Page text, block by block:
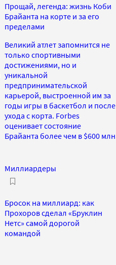
Прощай, легенда: жизнь Коби
Брайанта на корте и за его
пределами
Великий атлет запомнится не
только спортивными
достижениями, но и
уникальной
предпринимательской
карьерой, выстроенной им за
годы игры в баскетбол и после
ухода с корта. Forbes
оценивает состояние
Брайанта более чем в $600 млн
Миллиардеры
Бросок на миллиард: как
Прохоров сделал «Бруклин
Нетс» самой дорогой
командой